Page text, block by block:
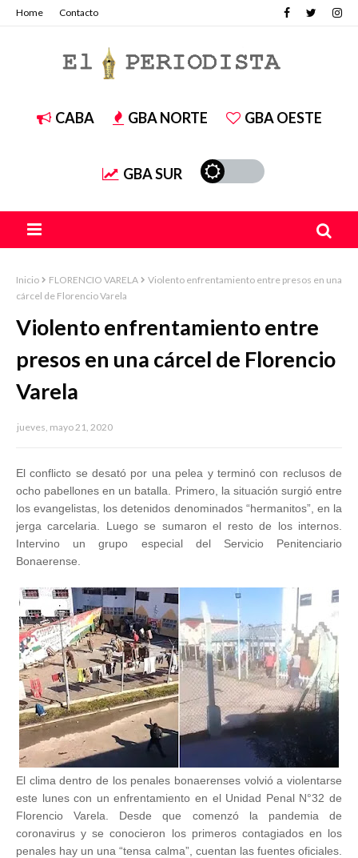
Home Contacto
CABA GBA NORTE GBA OESTE
GBA SUR
Inicio FLORENCIO VARELA
Violento enfrentamiento entre presos en una
cárcel de Florencio Varela
Violento enfrentamiento entre
presos en una cárcel de Florencio
Varela
jueves, mayo 21, 2020
El conflicto se desató por una pelea y terminó con reclusos de
ocho pabellones en un batalla. Primero, la situación surgió entre
los evangelistas, los detenidos denominados “hermanitos”, en la
jerga carcelaria. Luego se sumaron el resto de los internos.
Intervino un grupo especial del Servicio Penitenciario
Bonaerense.
El clima dentro de los penales bonaerenses volvió a violentarse
este lunes con un enfrentamiento en el Unidad Penal N°32 de
Florencio Varela. Desde que comenzó la pandemia de
coronavirus y se conocieron los primeros contagiados en los
penales hay un una “tensa calma”, cuentan las fuentes oficiales.